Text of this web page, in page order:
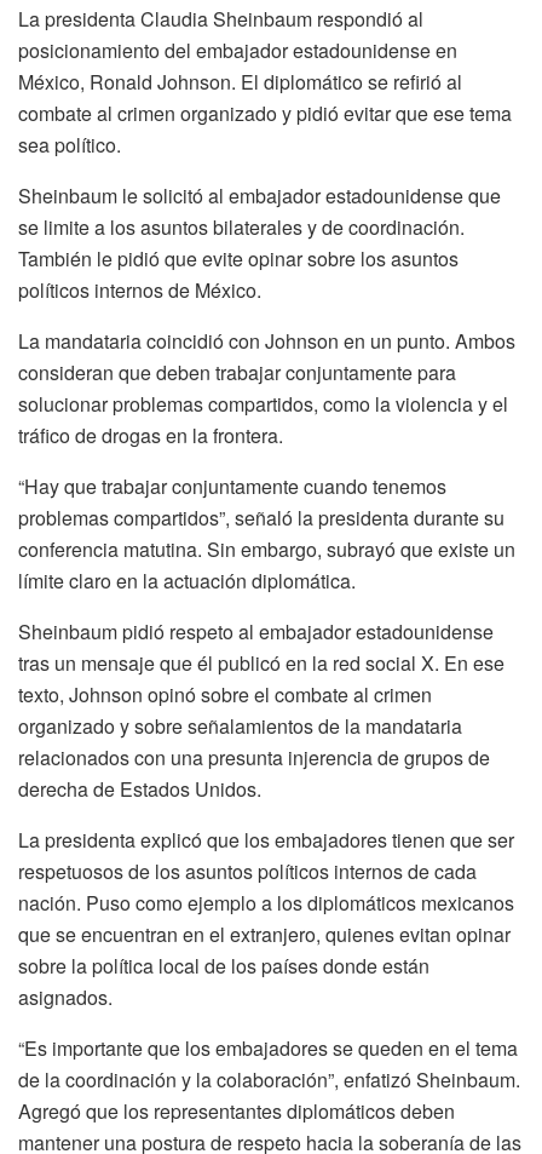
La presidenta Claudia Sheinbaum respondió al
posicionamiento del embajador estadounidense en
México, Ronald Johnson. El diplomático se refirió al
combate al crimen organizado y pidió evitar que ese tema
sea político.
Sheinbaum le solicitó al embajador estadounidense que
se limite a los asuntos bilaterales y de coordinación.
También le pidió que evite opinar sobre los asuntos
políticos internos de México.
La mandataria coincidió con Johnson en un punto. Ambos
consideran que deben trabajar conjuntamente para
solucionar problemas compartidos, como la violencia y el
tráfico de drogas en la frontera.
“Hay que trabajar conjuntamente cuando tenemos
problemas compartidos”, señaló la presidenta durante su
conferencia matutina. Sin embargo, subrayó que existe un
límite claro en la actuación diplomática.
Sheinbaum pidió respeto al embajador estadounidense
tras un mensaje que él publicó en la red social X. En ese
texto, Johnson opinó sobre el combate al crimen
organizado y sobre señalamientos de la mandataria
relacionados con una presunta injerencia de grupos de
derecha de Estados Unidos.
La presidenta explicó que los embajadores tienen que ser
respetuosos de los asuntos políticos internos de cada
nación. Puso como ejemplo a los diplomáticos mexicanos
que se encuentran en el extranjero, quienes evitan opinar
sobre la política local de los países donde están
asignados.
“Es importante que los embajadores se queden en el tema
de la coordinación y la colaboración”, enfatizó Sheinbaum.
Agregó que los representantes diplomáticos deben
mantener una postura de respeto hacia la soberanía de las